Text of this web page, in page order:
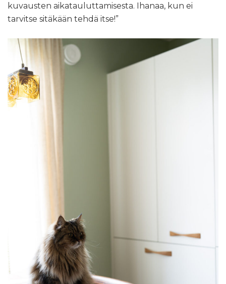
kuvausten aikatauluttamisesta. Ihanaa, kun ei
tarvitse sitäkään tehdä itse!”